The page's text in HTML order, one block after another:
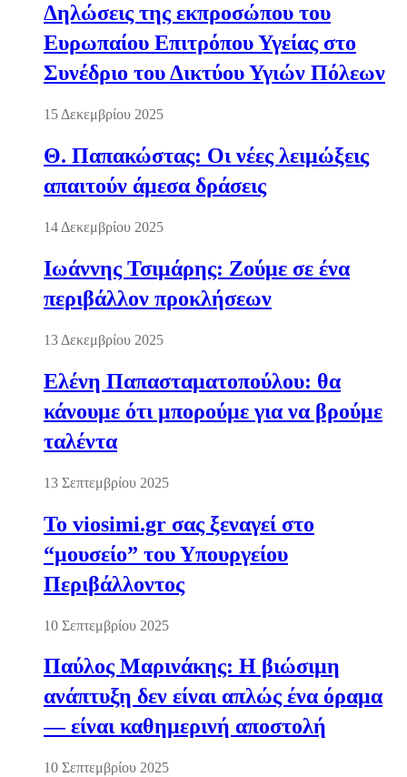
Δηλώσεις της εκπροσώπου του
Ευρωπαίου Επιτρόπου Υγείας στο
Συνέδριο του Δικτύου Υγιών Πόλεων
15 Δεκεμβρίου 2025
Θ. Παπακώστας: Οι νέες λειμώξεις
απαιτούν άμεσα δράσεις
14 Δεκεμβρίου 2025
Ιωάννης Τσιμάρης: Ζούμε σε ένα
περιβάλλον προκλήσεων
13 Δεκεμβρίου 2025
Ελένη Παπασταματοπούλου: θα
κάνουμε ότι μπορούμε για να βρούμε
ταλέντα
13 Σεπτεμβρίου 2025
Το viosimi.gr σας ξεναγεί στο
“μουσείο” του Υπουργείου
Περιβάλλοντος
10 Σεπτεμβρίου 2025
Παύλος Μαρινάκης: Η βιώσιμη
ανάπτυξη δεν είναι απλώς ένα όραμα
— είναι καθημερινή αποστολή
10 Σεπτεμβρίου 2025